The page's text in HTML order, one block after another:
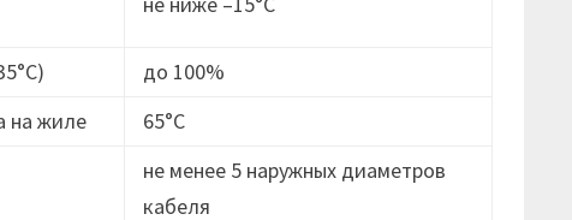
до 100%
на жиле
65°С
не менее 5 наружных диаметров
кабеля